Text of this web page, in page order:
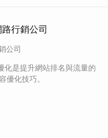
行銷公司
公司
化是提升網站排名與流量的
優化技巧。